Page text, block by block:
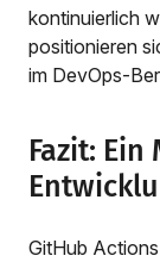
kontinuierlich
positionieren
im DevOps-
Fazit:
GitHub